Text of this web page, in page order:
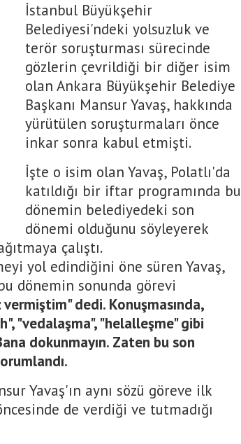
İstanbul Büyükşehir
Belediyesi'ndeki yolsuzluk ve
terör soruşturması sürecinde
gözlerin çevrildiği bir diğer isim
olan Ankara Büyükşehir Belediye
Başkanı Mansur Yavaş, hakkında
yürütülen soruşturmaları önce
inkar sonra kabul etmişti.
İşte o isim olan Yavaş, Polatlı'da
katıldığı bir iftar programında bu
dönemin belediyedeki son
dönemi olduğunu söyleyerek
çalıştı.
yol edindiğini öne süren Yavaş,
dönemin sonunda görevi
dedi. Konuşmasında,
"vedalaşma", "helalleşme" gibi
dokunmayın. Zaten bu son
Yavaş'ın aynı sözü göreve ilk
de verdiği ve tutmadığı